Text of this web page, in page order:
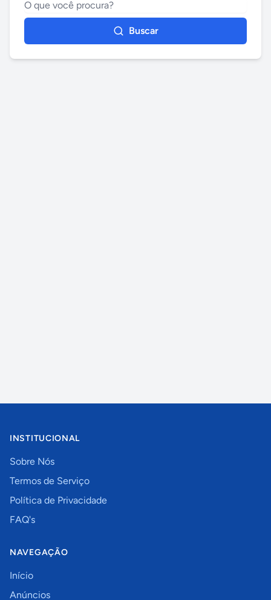
Buscar
INSTITUCIONAL
Sobre Nós
Termos de Serviço
Política de Privacidade
FAQ's
NAVEGAÇÃO
Início
Anúncios